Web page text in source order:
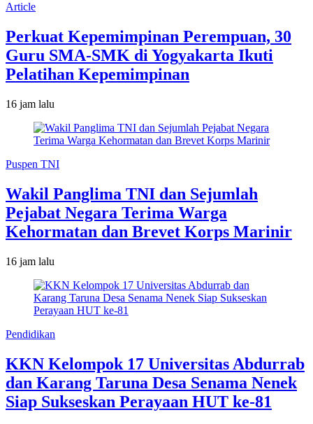
Article
Perkuat Kepemimpinan Perempuan, 30
Guru SMA-SMK di Yogyakarta Ikuti
Pelatihan Kepemimpinan
16 jam lalu
Puspen TNI
Wakil Panglima TNI dan Sejumlah
Pejabat Negara Terima Warga
Kehormatan dan Brevet Korps Marinir
16 jam lalu
Pendidikan
KKN Kelompok 17 Universitas Abdurrab
dan Karang Taruna Desa Senama Nenek
Siap Sukseskan Perayaan HUT ke-81